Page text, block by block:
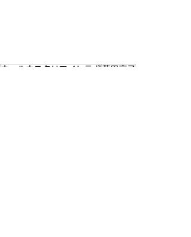
ウェルネスクリエイトラボ藤田京子